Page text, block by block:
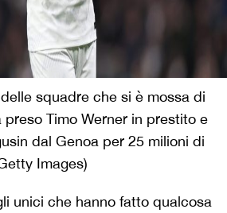
squadre che si è mossa di
Timo Werner in prestito e
dal Genoa per 25 milioni di
Images)
unici che hanno fatto qualcosa